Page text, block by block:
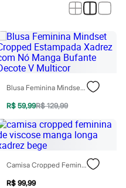
Blusa Feminina Mindset Cropped Estampada Xadrez Com Nó Manga Bufante Decote V Multicor
R$ 59,99R$ 129,99
Camisa Cropped Feminina De Viscose Manga Longa Xadrez Bege
R$ 99,99